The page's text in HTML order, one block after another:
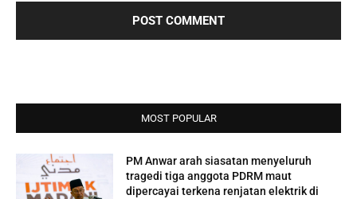
MOST POPULAR
PM Anwar arah siasatan menyeluruh
tragedi tiga anggota PDRM maut
dipercayai terkena renjatan elektrik di